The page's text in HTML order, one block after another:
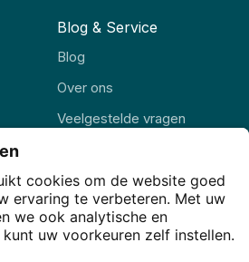
Blog & Service
Blog
Over ons
Veelgestelde vragen